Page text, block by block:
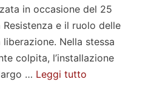
in occasione del 25
e il ruolo delle
Nella stessa
colpita, l’installazione
… Leggi tutto